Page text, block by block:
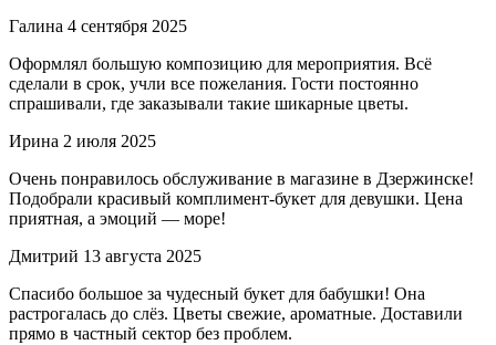
Галина 4 сентября 2025
Оформлял большую композицию для мероприятия. Всё
сделали в срок, учли все пожелания. Гости постоянно
спрашивали, где заказывали такие шикарные цветы.
Ирина 2 июля 2025
Очень понравилось обслуживание в магазине в Дзержинске!
Подобрали красивый комплимент-букет для девушки. Цена
приятная, а эмоций — море!
Дмитрий 13 августа 2025
Спасибо большое за чудесный букет для бабушки! Она
растрогалась до слёз. Цветы свежие, ароматные. Доставили
прямо в частный сектор без проблем.